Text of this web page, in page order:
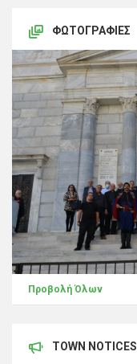
ΦΩΤΟΓΡΑΦΊΕΣ
Προβολή Όλων
TOWN NOTICES